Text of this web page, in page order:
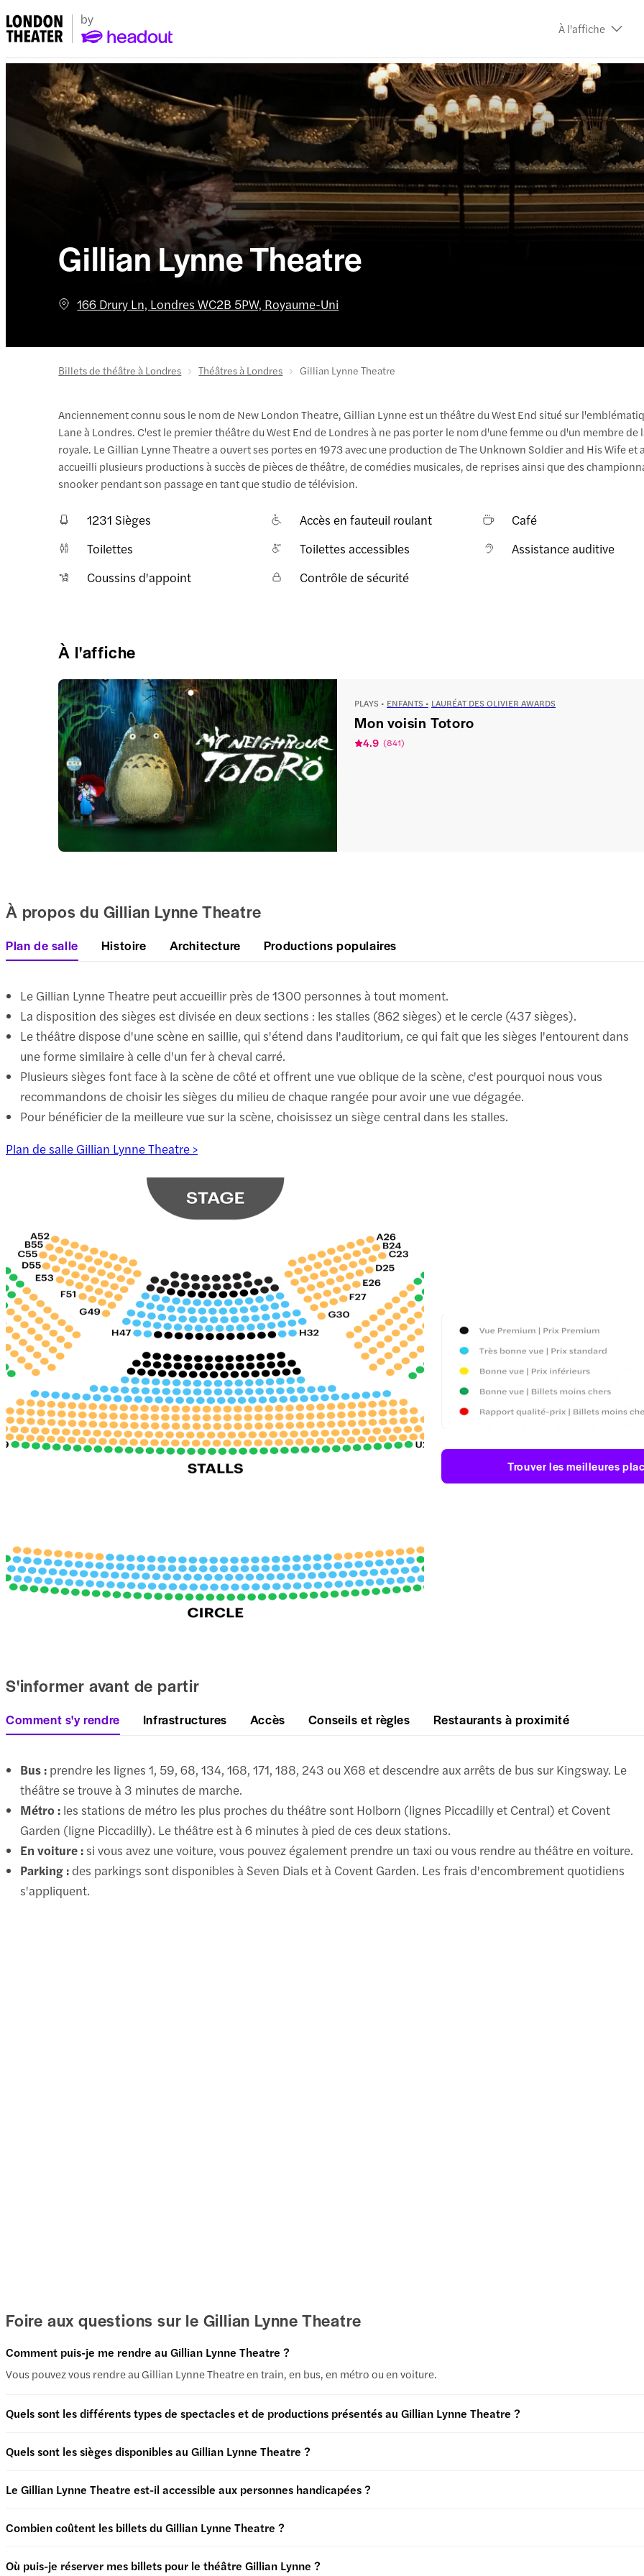
À l'affiche
Gillian Lynne Theatre
166 Drury Ln, Londres WC2B 5PW, Royaume-Uni
Billets de théâtre à Londres Théâtres à Londres Gillian Lynne Theatre
Anciennement connu sous le nom de New London Theatre, Gillian Lynne est un théâtre du West End situé sur
Lane à Londres. C'est le premier théâtre du West End de Londres à ne pas porter le nom d'une femme ou d'un membre de
royale. Le Gillian Lynne Theatre a ouvert ses portes en 1973 avec une production de The Unknown Soldier and His Wife et
accueilli plusieurs productions à succès de pièces de théâtre, de comédies musicales, de reprises ainsi que des
snooker pendant son passage en tant que studio de télévision.
1231 Sièges Accès en fauteuil roulant
Café
Toilettes
Toilettes accessibles
Assistance auditive
Coussins d'appoint
Contrôle de sécurité
À l'affiche
PLAYS ENFANTS LAURÉAT DES OLIVIER AWARDS
Mon voisin Totoro
4.9 (841)
À propos du Gillian Lynne Theatre
Plan de salle Histoire Architecture Productions populaires
Le Gillian Lynne Theatre peut accueillir près de 1300 personnes à tout moment.
La disposition des sièges est divisée en deux sections : les stalles (862 sièges) et le cercle (437 sièges).
Le théâtre dispose d'une scène en saillie, qui s'étend dans l'auditorium, ce qui fait que les sièges l'entourent dans
une forme similaire à celle d'un fer à cheval carré.
Plusieurs sièges font face à la scène de côté et offrent une vue oblique de la scène, c'est pourquoi nous vous
recommandons de choisir les sièges du milieu de chaque rangée pour avoir une vue dégagée.
Pour bénéficier de la meilleure vue sur la scène, choisissez un siège central dans les stalles.
Plan de salle Gillian Lynne Theatre >
Trouver les meilleures
S'informer avant de partir
Comment s'y rendre Infrastructures Accès Conseils et règles Restaurants à proximité
Bus : prendre les lignes 1, 59, 68, 134, 168, 171, 188, 243 ou X68 et descendre aux arrêts de bus sur Kingsway. Le
théâtre se trouve à 3 minutes de marche.
Métro : les stations de métro les plus proches du théâtre sont Holborn (lignes Piccadilly et Central) et Covent
Garden (ligne Piccadilly). Le théâtre est à 6 minutes à pied de ces deux stations.
En voiture : si vous avez une voiture, vous pouvez également prendre un taxi ou vous rendre au théâtre en voiture.
Parking :des parkings sont disponibles à Seven Dials et à Covent Garden. Les frais d'encombrement quotidiens
s'appliquent.
Foire aux questions sur le Gillian Lynne Theatre
Comment puis-je me rendre au Gillian Lynne Theatre ?
Vous pouvez vous rendre au Gillian Lynne Theatre en train, en bus, en métro ou en voiture.
Quels sont les différents types de spectacles et de productions présentés au Gillian Lynne Theatre ?
Quels sont les sièges disponibles au Gillian Lynne Theatre ?
Le Gillian Lynne Theatre est-il accessible aux personnes handicapées ?
Combien coûtent les billets du Gillian Lynne Theatre ?
Où puis-je réserver mes billets pour le théâtre Gillian Lynne ?